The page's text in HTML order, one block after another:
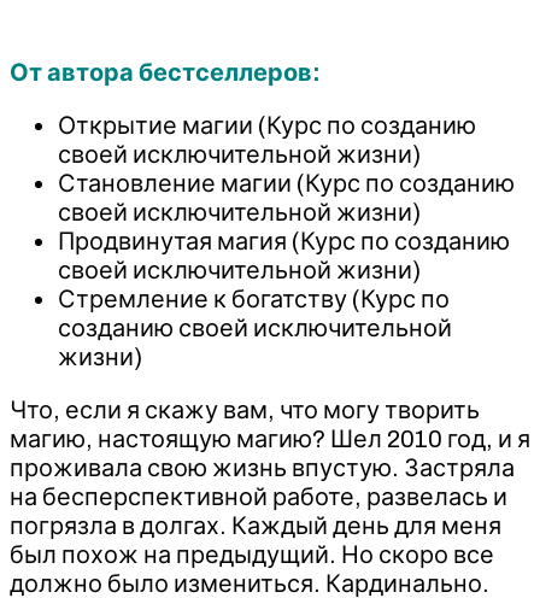
От автора бестселлеров:
Открытие магии (Курс по созданию
своей исключительной жизни)​
Становление магии (Курс по созданию
своей исключительной жизни)
Продвинутая магия (Курс по созданию
своей исключительной жизни)
Стремление к богатству (Курс по
созданию своей исключительной
жизни)
Что, если я скажу вам, что могу творить
магию, настоящую магию? Шел 2010 год, и я
проживала свою жизнь впустую. Застряла
на бесперспективной работе, развелась и
погрязла в долгах. Каждый день для меня
был похож на предыдущий. Но скоро все
должно было измениться. Кардинально.​